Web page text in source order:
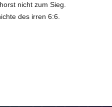
nicht zum Sieg.
des irren 6:6.